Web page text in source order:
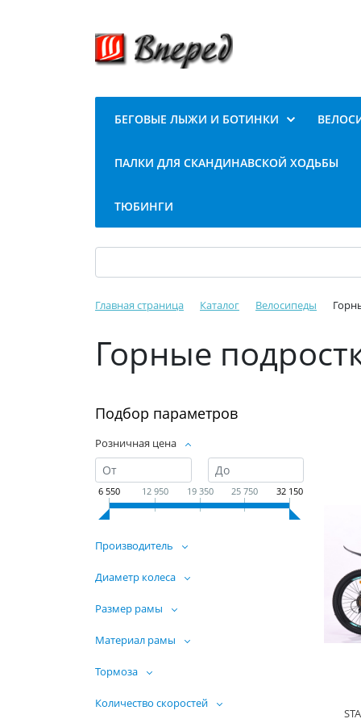
БЕГОВЫЕ ЛЫЖИ И БОТИНКИ
ПАЛКИ ДЛЯ СКАНДИНАВСКОЙ ХОДЬБЫ
ТЮБИНГИ
Главная страница Каталог Велосипеды
Горные
Подбор параметров
Розничная цена
6 550 12 950 19 350 25 750 32 150
Производитель
Диаметр колеса
Размер рамы
Материал рамы
Тормоза
Количество скоростей